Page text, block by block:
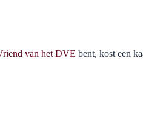
van het DVE bent, kost een